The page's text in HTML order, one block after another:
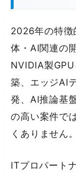
2026年の特徴
体・AI関連の
NVIDIA製
築、エッジAI
発、AI推論基
の高い案件で
くありません。
ITプロパート